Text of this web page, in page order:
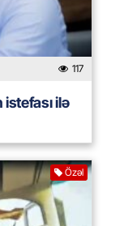
117
ilə
Özəl